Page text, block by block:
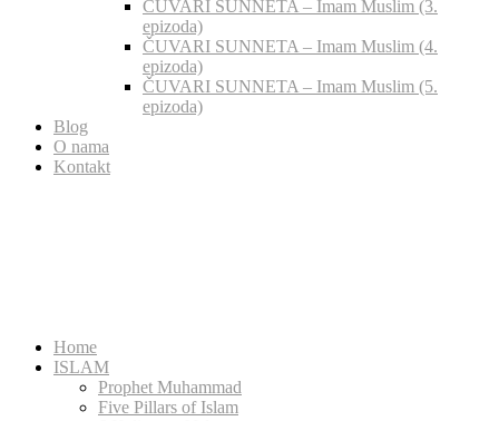
ČUVARI SUNNETA – Imam Muslim (3.
epizoda)
ČUVARI SUNNETA – Imam Muslim (4.
epizoda)
ČUVARI SUNNETA – Imam Muslim (5.
epizoda)
Blog
O nama
Kontakt
Home
ISLAM
Prophet Muhammad
Five Pillars of Islam